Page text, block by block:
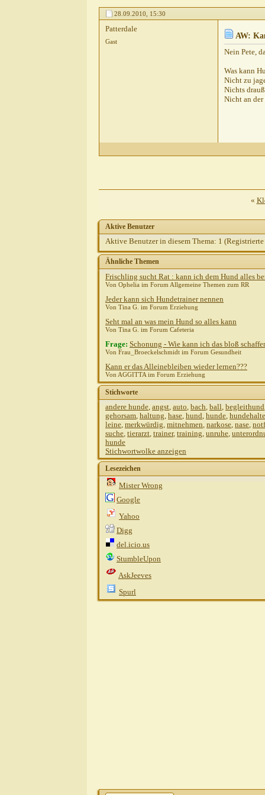
katja0111AW: Kann JEDER
GastAW: Kann JEDER Hund
AW: Kann
AW: Kann
Thomas R
Gast AW:
GastAW: Kann JEDER Hund ALLES...
katja0111
Fannilly
28.09.2010, 15:30
Patterdale
Gast
AW:
Nein Pete,
Was kann
Nicht zu
Nichts
Nicht an
«
Aktive Benutzer
Aktive Benutzer in diesem Thema: 1
Ähnliche Themen
Frischling sucht Rat : kann ich dem Hund alles
Von Ophelia im Forum Allgemeine Themen zum RR
Jeder kann sich Hundetrainer nennen
Von Tina G. im Forum Erziehung
Seht mal an was mein Hund so alles kann
Von Tina G. im Forum Cafeteria
Frage: Schonung - Wie kann ich das bloß
Von Frau_Broeckelschmidt im Forum Gesundheit
Kann er das Alleinebleiben wieder lernen???
Von AGGITTA im Forum Erziehung
Stichworte
andere hunde, angst, auto, bach, ball, begleithund
gehorsam, haltung, hase, hund, hunde,
leine, merkwürdig, mitnehmen, narkose, nase,
suche, tierarzt, trainer, training, unruhe,
hunde
Stichwortwolke anzeigen
Lesezeichen
Mister Wrong
Google
Yahoo
Digg
del.icio.us
StumbleUpon
AskJeeves
Spurl